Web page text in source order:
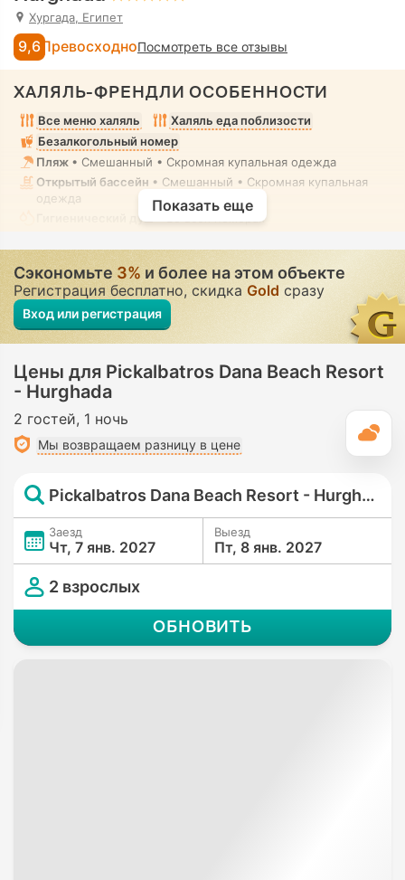
Хургада, Египет
9,6 ПревосходноПосмотреть все отзывы
ХАЛЯЛЬ-ФРЕНДЛИ ОСОБЕННОСТИ
Все меню халяль
Халяль еда поблизости
Безалкогольный номер
Пляж • Смешанный • Скромная купальная одежда
Открытый бассейн • Смешанный • Скромная купальная
одежда
Гигиенический душ
• Во всех номерах
Показать еще
Сэкономьте3%и более на этом объекте
Регистрация бесплатно, скидка Gold сразу
Вход или регистрация
Цены для Pickalbatros Dana Beach Resort
- Hurghada
2 гостей 1 ночь
Мы возвращаем разницу в цене
Pickalbatros Dana Beach Resort - Hurghada
Заезд
Чт, 7 янв. 2027
Выезд
Пт, 8 янв. 2027
2 взрослых
ОБНОВИТЬ